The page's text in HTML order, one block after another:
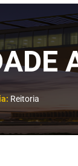
Reitoria